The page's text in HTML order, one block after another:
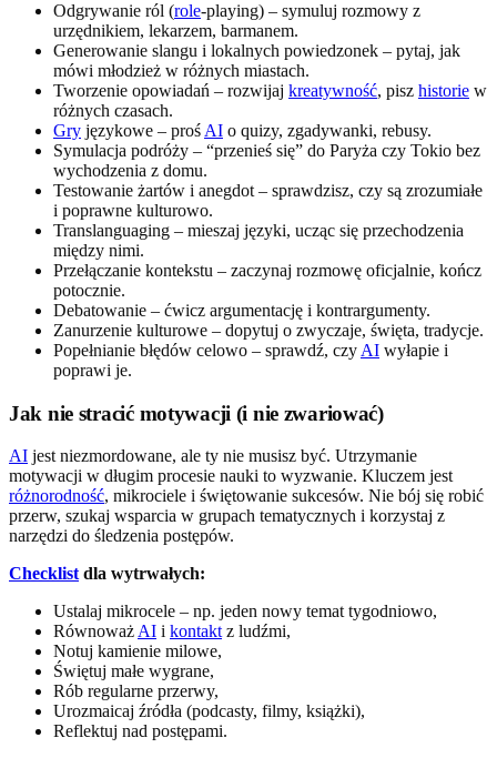
Odgrywanie ról (role-playing) – symuluj rozmowy z
urzędnikiem, lekarzem, barmanem.
Generowanie slangu i lokalnych powiedzonek – pytaj, jak
mówi młodzież w różnych miastach.
Tworzenie opowiadań – rozwijaj kreatywność, pisz historie w
różnych czasach.
Gry językowe – proś AI o quizy, zgadywanki, rebusy.
Symulacja podróży – “przenieś się” do Paryża czy Tokio bez
wychodzenia z domu.
Testowanie żartów i anegdot – sprawdzisz, czy są zrozumiałe
i poprawne kulturowo.
Translanguaging – mieszaj języki, ucząc się przechodzenia
między nimi.
Przełączanie kontekstu – zaczynaj rozmowę oficjalnie, kończ
potocznie.
Debatowanie – ćwicz argumentację i kontrargumenty.
Zanurzenie kulturowe – dopytuj o zwyczaje, święta, tradycje.
Popełnianie błędów celowo – sprawdź, czy AI wyłapie i
poprawi je.
Jak nie stracić motywacji (i nie zwariować)
AI jest niezmordowane, ale ty nie musisz być. Utrzymanie
motywacji w długim procesie nauki to wyzwanie. Kluczem jest
różnorodność, mikrociele i świętowanie sukcesów. Nie bój się robić
przerw, szukaj wsparcia w grupach tematycznych i korzystaj z
narzędzi do śledzenia postępów.
Checklistdla wytrwałych:
Ustalaj mikrocele – np. jeden nowy temat tygodniowo,
RównoważAI i kontaktz ludźmi,
Notuj kamienie milowe,
Świętuj małe wygrane,
Rób regularne przerwy,
Urozmaicaj źródła (podcasty, filmy, książki),
Reflektuj nad postępami.